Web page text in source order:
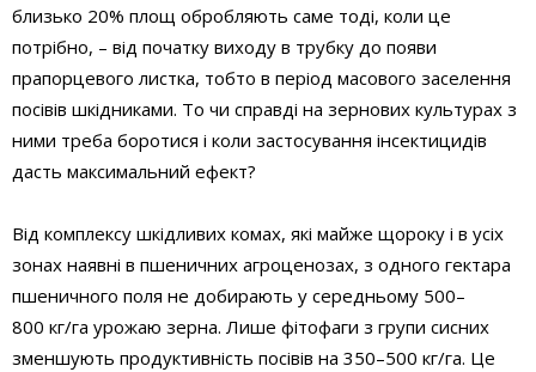
близько 20% площ обробляють саме тоді, коли це
потрібно, – від початку виходу в трубку до появи
прапорцевого листка, тобто в період масового заселення
посівів шкідниками. То чи справді на зернових культурах з
ними треба боротися і коли застосування інсектицидів
дасть максимальний ефект?
Від комплексу шкідливих комах, які майже щороку і в усіх
зонах наявні в пшеничних агроценозах, з одного гектара
пшеничного поля не добирають у середньому 500–
800 кг/га урожаю зерна. Лише фітофаги з групи сисних
зменшують продуктивність посівів на 350–500 кг/га. Це